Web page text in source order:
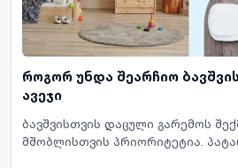
როგორ უნდა შეარჩიო
ავეჯი
ბავშვისთვის დაცული გარემოს
მშობლისთვის პრიორიტეტია.